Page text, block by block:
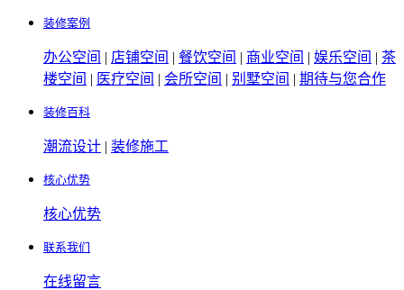
装修案例
办公空间 | 店铺空间 | 餐饮空间 | 商业空间 | 娱乐空间 | 茶
楼空间 | 医疗空间 | 会所空间 | 别墅空间 | 期待与您合作
装修百科
潮流设计 | 装修施工
核心优势
核心优势
联系我们
在线留言